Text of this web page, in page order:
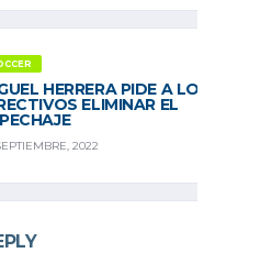
HERRERA PIDE A LOS
ELIMINAR EL
2022